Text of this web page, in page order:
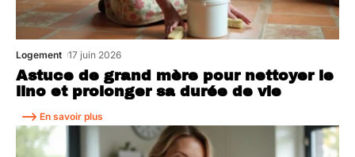
Astuce de grand mère pour nettoyer le
lino et prolonger sa durée de vie
Logement 17 juin 2026
En savoir plus